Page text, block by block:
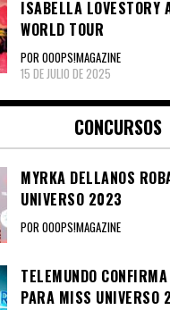
ISABELLA LOVESTORY
WORLD TOUR
POR OOOPS!MAGAZINE
15 DE JULIO DE 2025
CONCURSOS
MYRKA DELLANOS
UNIVERSO 2023
POR OOOPS!MAGAZINE
TELEMUNDO
PARA MISS UNIVERSO